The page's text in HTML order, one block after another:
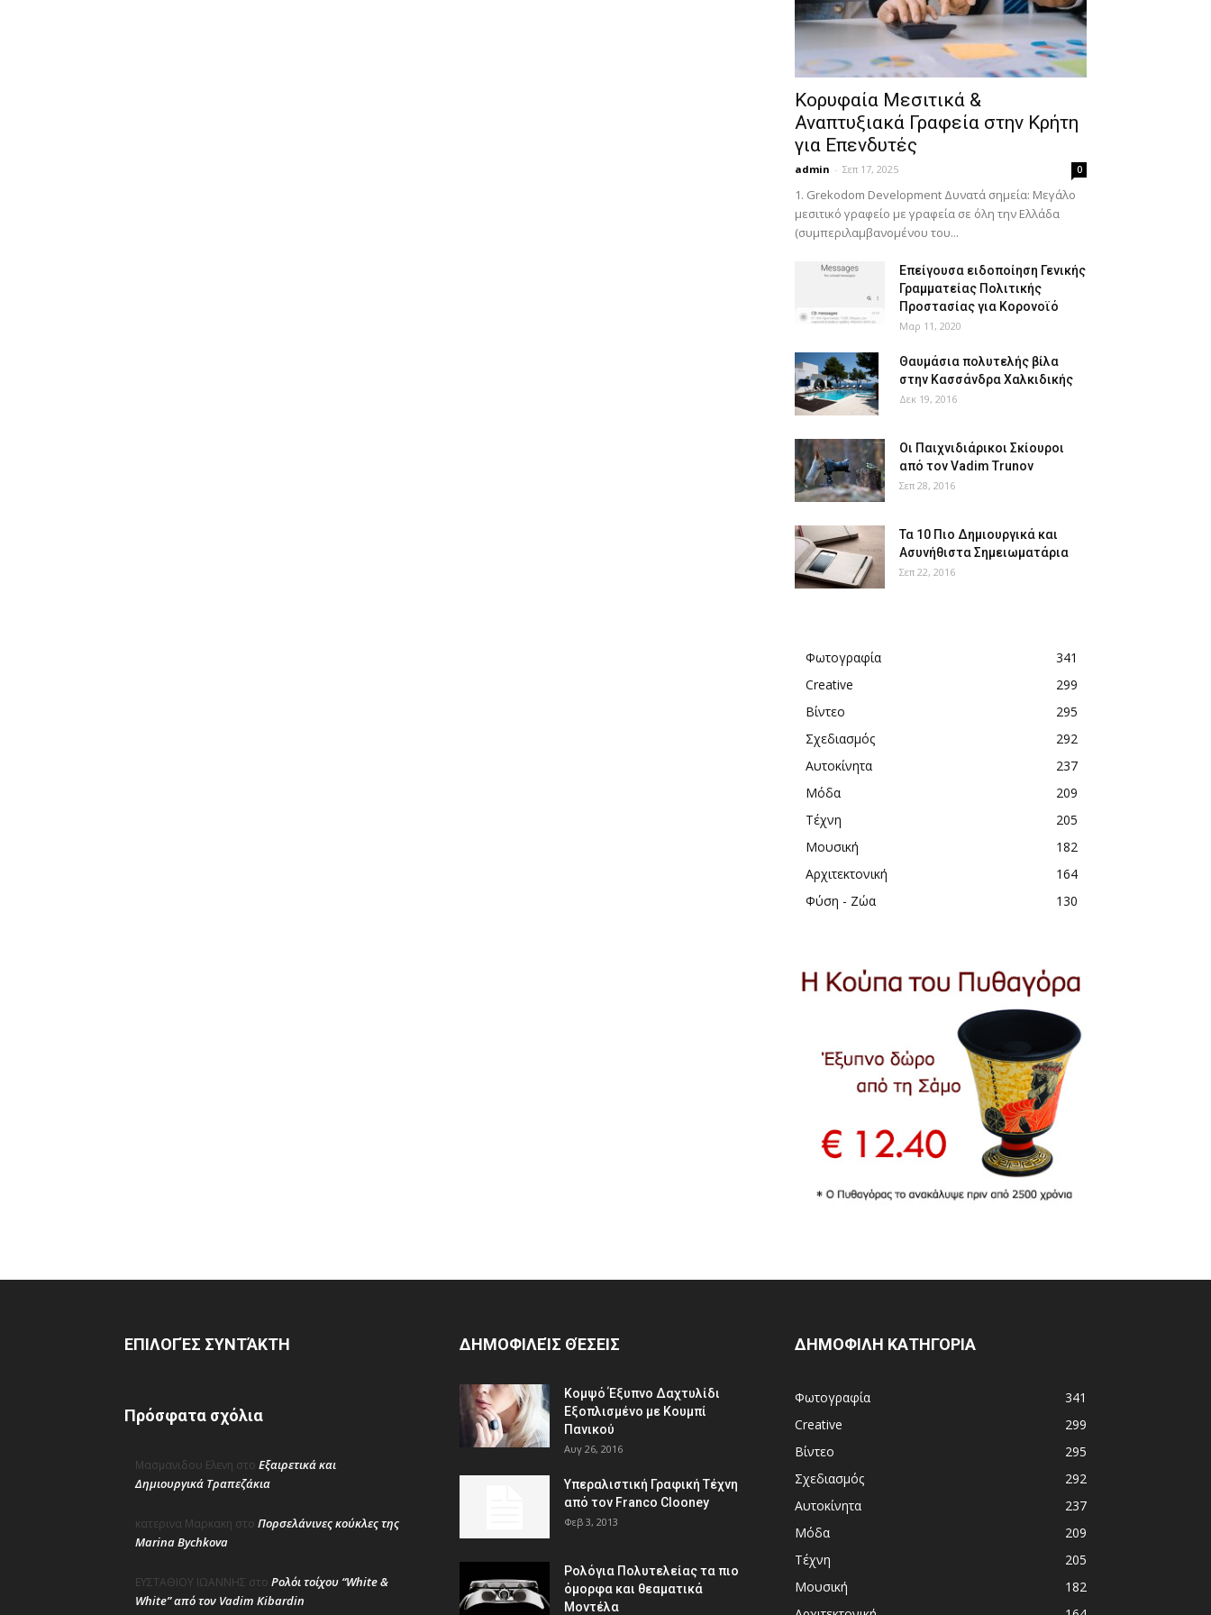
Κορυφαία Μεσιτικά &
Αναπτυξιακά Γραφεία στην Κρήτη
για Επενδυτές
admin - Σεπ 17, 2025 0
1. Grekodom Development Δυνατά σημεία: Μεγάλο
μεσιτικό γραφείο με γραφεία σε όλη την Ελλάδα
(συμπεριλαμβανομένου του...
Επείγουσα ειδοποίηση Γενικής
Γραμματείας Πολιτικής
Προστασίας για Κορονοϊό
Μαρ 11, 2020
Θαυμάσια πολυτελής βίλα
στην Κασσάνδρα Χαλκιδικής
Δεκ 19, 2016
Οι Παιχνιδιάρικοι Σκίουροι
από τον Vadim Trunov
Σεπ 28, 2016
Τα 10 Πιο Δημιουργικά και
Ασυνήθιστα Σημειωματάρια
Σεπ 22, 2016
Φωτογραφία
341
Creative
299
Βίντεο
295
Σχεδιασμός
292
Αυτοκίνητα
237
Μόδα
209
Τέχνη
205
Μουσική
182
Αρχιτεκτονική
164
Φύση - Ζώα
130
ΕΠΙΛΟΓΈΣ ΣΥΝΤΆΚΤΗ
Πρόσφατα σχόλια
Μασμανιδου Ελενη στο Εξαιρετικά και
Δημιουργικά Τραπεζάκια
κατερινα Μαρκακη στο Πορσελάνινες κούκλες της
Marina Bychkova
ΕΥΣΤΑΘΙΟΥ ΙΩΑΝΝΗΣ στο Ρολόι τοίχου “White &
White” από τον Vadim Kibardin
ΔΗΜΟΦΙΛΕΊΣ ΘΈΣΕΙΣ
Κομψό Έξυπνο Δαχτυλίδι
Εξοπλισμένο με Κουμπί
Πανικού
Αυγ 26, 2016
Υπεραλιστική Γραφική Τέχνη
από τον Franco Clooney
Φεβ 3, 2013
Ρολόγια Πολυτελείας τα πιο
όμορφα και θεαματικά
Μοντέλα
ΔΗΜΟΦΙΛΗ ΚΑΤΗΓΟΡΙΑ
Φωτογραφία
341
Creative
299
Βίντεο
295
Σχεδιασμός
292
Αυτοκίνητα
237
Μόδα
209
Τέχνη
205
Μουσική
182